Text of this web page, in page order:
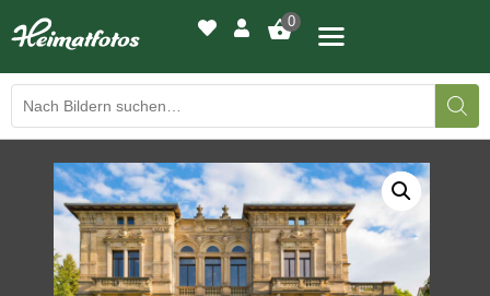
0
BILDERGALERIE
DRUCKQUALITÄTEN
LED-LEUCHTBILDER